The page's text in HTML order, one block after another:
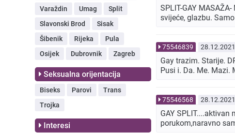
Varaždin
Umag
Split
Slavonski Brod
Sisak
Šibenik
Rijeka
Pula
Osijek
Dubrovnik Zagreb
Seksualna orijentacija
Biseks Parovi
Trans
Trojka
Interesi
SPLIT-GAY
svijeće, glazbu.
75546839
Gay trazim. Starije.
Pusi i. Da. Me. Mazi.
75546568
GAY
porukom,naravno